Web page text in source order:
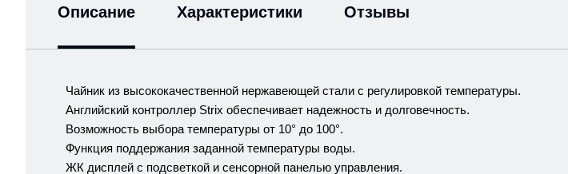
Описание Характеристики Отзывы
Чайник из высококачественной нержавеющей стали с регулировкой температуры.
Английский контроллер Strix обеспечивает надежность и долговечность.
Возможность выбора температуры от 10° до 100°.
Функция поддержания заданной температуры воды.
ЖК дисплей с подсветкой и сенсорной панелью управления.